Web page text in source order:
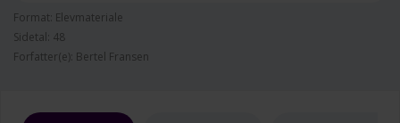
Format: Elevmateriale
Sidetal: 48
Forfatter(e): Bertel Fransen